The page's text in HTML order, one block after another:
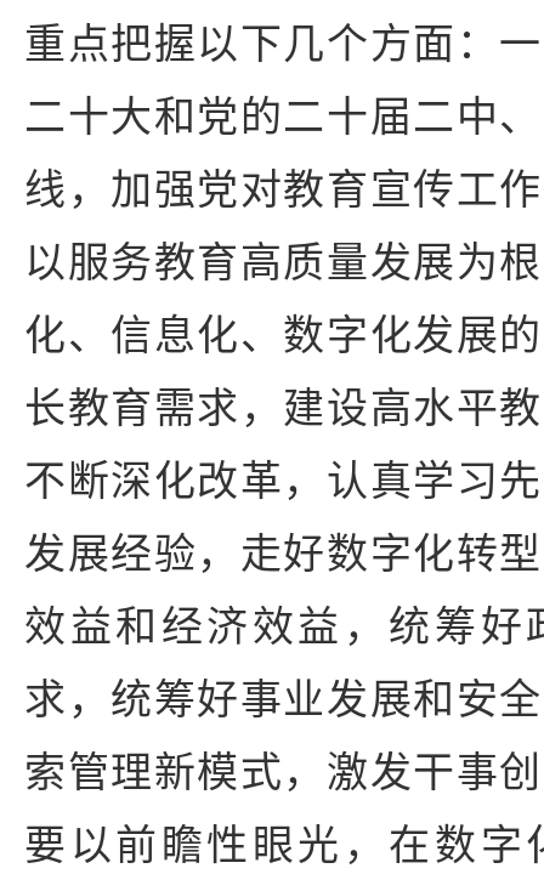
重点把握以下几个方面：
二十大和党的二十届二中
线，加强党对教育宣传工
以服务教育高质量发展为
化、信息化、数字化发展
长教育需求，建设高水平
不断深化改革，认真学习
发展经验，走好数字化转
效益和经济效益，统筹好
求，统筹好事业发展和安
索管理新模式，激发干事
要以前瞻性眼光，在数字